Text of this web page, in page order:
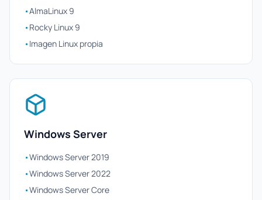
•AlmaLinux 9
•Rocky Linux 9
•Imagen Linux propia
Windows Server
•Windows Server 2019
•Windows Server 2022
•Windows Server Core